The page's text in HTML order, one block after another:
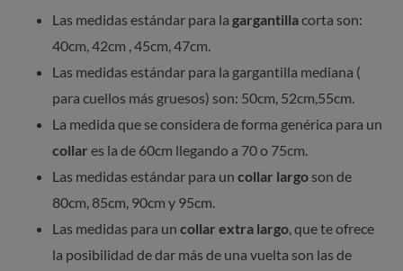
Las medidas estándar para la gargantillacorta son:
40cm, 42cm , 45cm, 47cm.
Las medidas estándar para la gargantilla mediana (
para cuellos más gruesos) son: 50cm, 52cm,55cm.
La medida que se considera de forma genérica para un
collar es la de 60cm llegando a 70 o 75cm.
Las medidas estándar para un collar largo son de
80cm, 85cm, 90cm y 95cm.
Las medidas para un collar extra largo, que te ofrece
la posibilidad de dar más de una vuelta son las de